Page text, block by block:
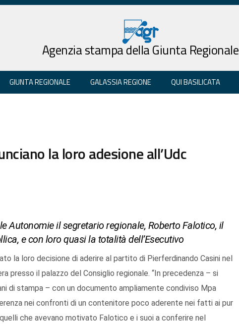
Agenzia stampa della Giunta Regionale
GIUNTA REGIONALE GALASSIA REGIONE QUI BASILICATA
la loro adesione all’Udc
Autonomie il segretario regionale, Roberto Falotico, il
e con loro quasi la totalità dell’Esecutivo
la loro decisione di aderire al partito di Pierferdinando Casini nel
presso il palazzo del Consiglio regionale. “In precedenza – si
di stampa – con un documento ampliamente condiviso Mpa
nei confronti di un contenitore poco aderente nei fatti ai pur
che avevano motivato Falotico e i suoi a conferire nel